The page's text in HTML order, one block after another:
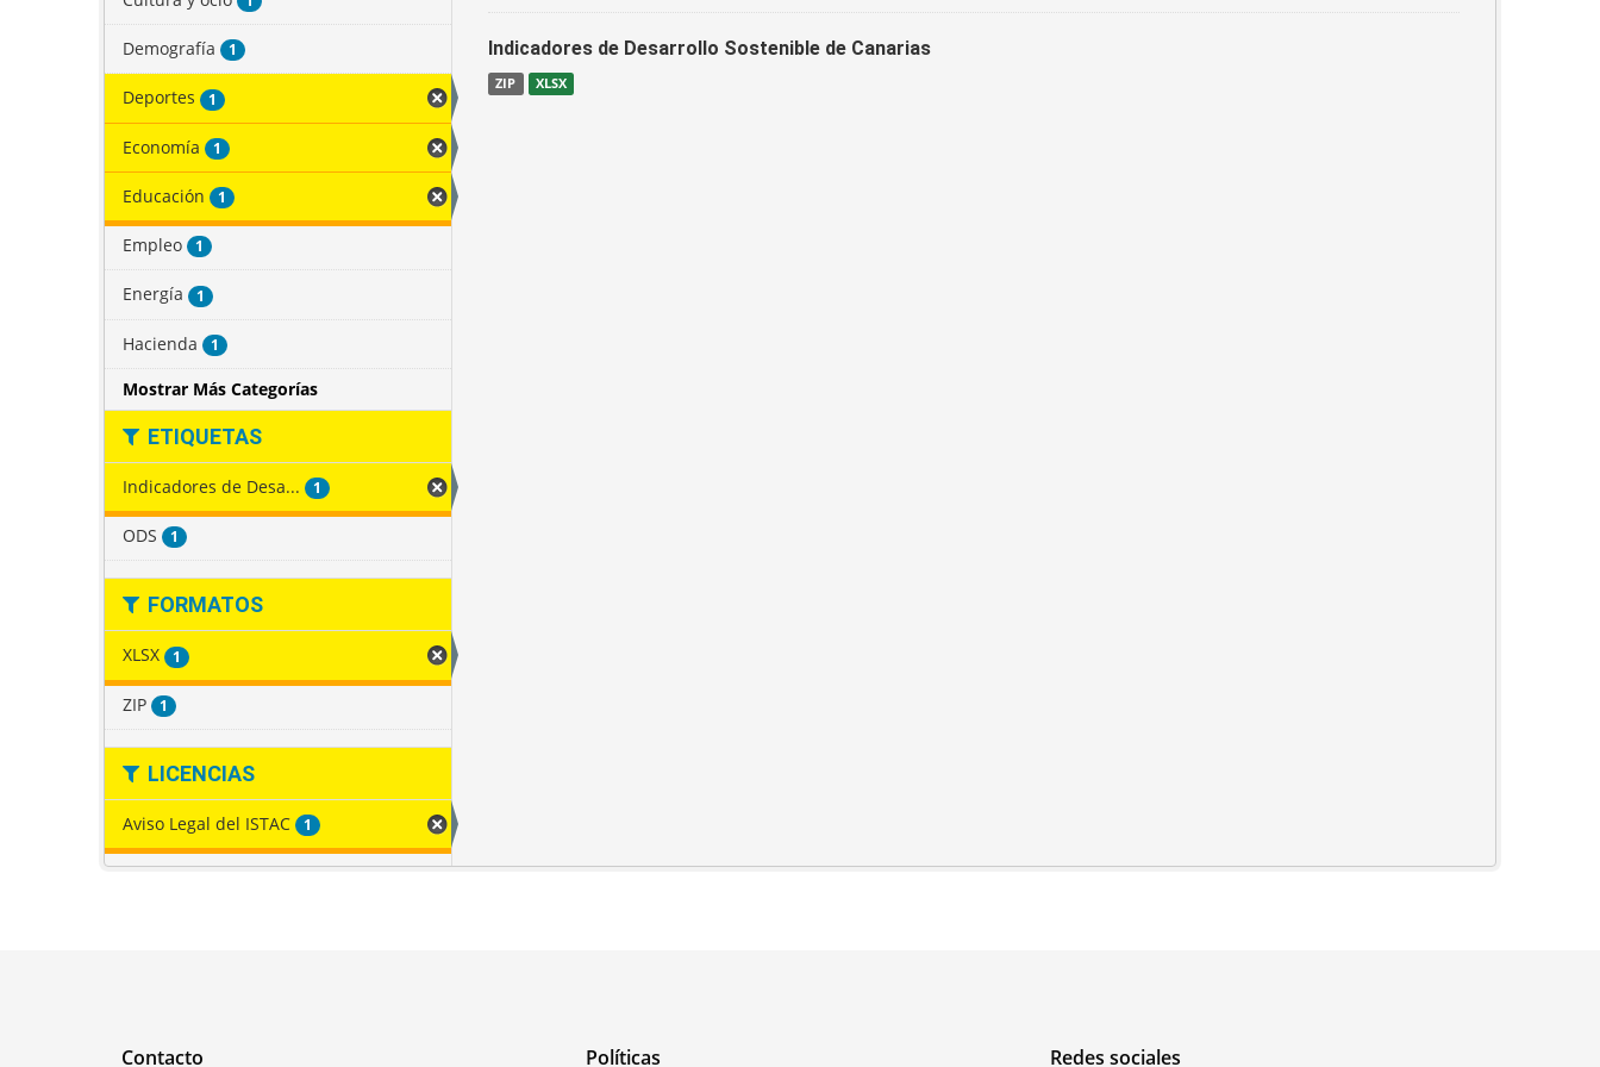
Demografía 1
Deportes 1
Economía 1
Educación 1
Empleo 1
Energía 1
Hacienda 1
Mostrar Más Categorías
ETIQUETAS
Indicadores de Desa... 1
ODS 1
FORMATOS
XLSX 1
ZIP 1
LICENCIAS
Aviso Legal del ISTAC 1
Indicadores de Desarrollo Sostenible de Canarias
ZIP XLSX
Contacto Políticas Redes sociales